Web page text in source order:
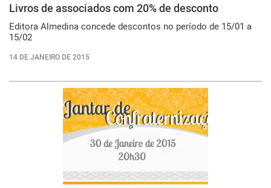
Livros de associados com 20% de desconto
Editora Almedina concede descontos no período de 15/01 a
15/02
14 DE JANEIRO DE 2015